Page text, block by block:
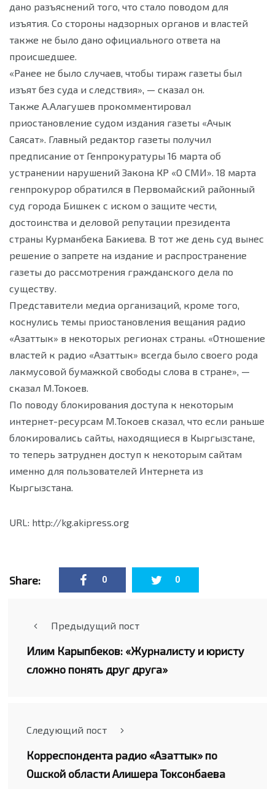
дано разъяснений того, что стало поводом для
изъятия. Со стороны надзорных органов и властей
также не было дано официального ответа на
происшедшее.
«Ранее не было случаев, чтобы тираж газеты был
изъят без суда и следствия», — сказал он.
Также А.Алагушев прокомментировал
приостановление судом издания газеты «Ачык
Саясат». Главный редактор газеты получил
предписание от Генпрокуратуры 16 марта об
устранении нарушений Закона КР «О СМИ». 18 марта
генпрокурор обратился в Первомайский районный
суд города Бишкек с иском о защите чести,
достоинства и деловой репутации президента
страны Курманбека Бакиева. В тот же день суд вынес
решение о запрете на издание и распространение
газеты до рассмотрения гражданского дела по
существу.
Представители медиа организаций, кроме того,
коснулись темы приостановления вещания радио
«Азаттык» в некоторых регионах страны. «Отношение
властей к радио «Азаттык» всегда было своего рода
лакмусовой бумажкой свободы слова в стране», —
сказал М.Токоев.
По поводу блокирования доступа к некоторым
интернет-ресурсам М.Токоев сказал, что если раньше
блокировались сайты, находящиеся в Кыргызстане,
то теперь затруднен доступ к некоторым сайтам
именно для пользователей Интернета из
Кыргызстана.
URL: http://kg.akipress.org
Share: 0 0
Предыдущий пост
Илим Карыпбеков: «Журналисту и юристу
сложно понять друг друга»
Следующий пост
Корреспондента радио «Азаттык» по
Ошской области Алишера Токсонбаева